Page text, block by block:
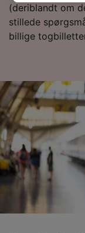
(deriblandt om
stillede
billigespore dig.
Bruge
Opbevare
enhed.
tjenester.
Liste over